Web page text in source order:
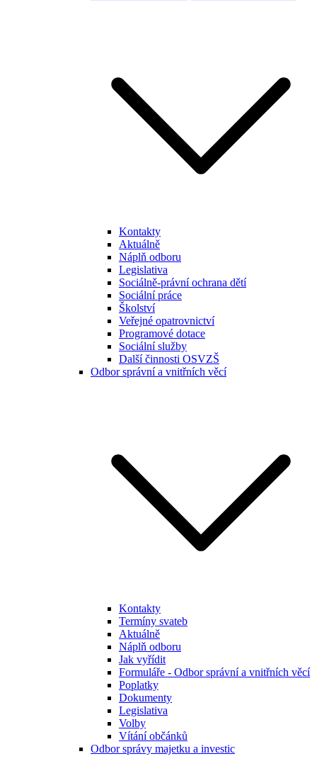
Kontakty
Aktuálně
Náplň odboru
Legislativa
Sociálně-právní ochrana dětí
Sociální práce
Školství
Veřejné opatrovnictví
Programové dotace
Sociální služby
Další činnosti OSVZŠ
Odbor správní a vnitřních věcí
Kontakty
Termíny svateb
Aktuálně
Náplň odboru
Jak vyřídit
Formuláře - Odbor správní a vnitřních věcí
Poplatky
Dokumenty
Legislativa
Volby
Vítání občánků
Odbor správy majetku a investic